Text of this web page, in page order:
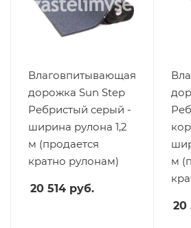
Влаговпитывающая
дорожка Sun Step
Ребристый серый -
ширина рулона 1,2
м (продается
кратно рулонам)
20 514 руб.
м
20